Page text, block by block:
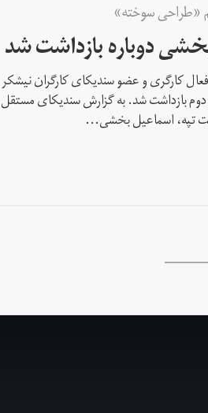
«طراحی سوخته»
دوباره بازداشت شد
کارگری و عضو سندیکای کارگران نیشکر
دوم بازداشت شد. به گزارش سندیکای مستقل
تپه، اسماعیل بخشی...